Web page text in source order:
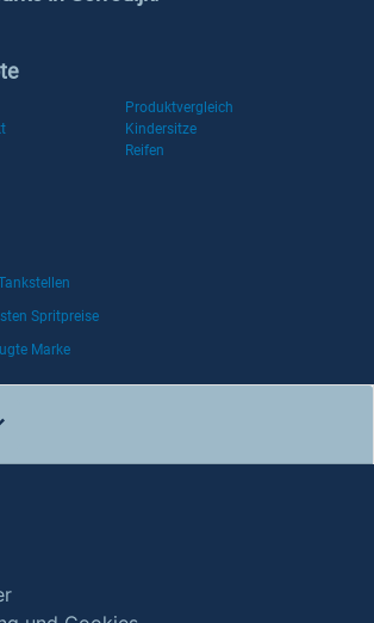
Produktvergleich
Kindersitze
Reifen
Spritpreise
Marke